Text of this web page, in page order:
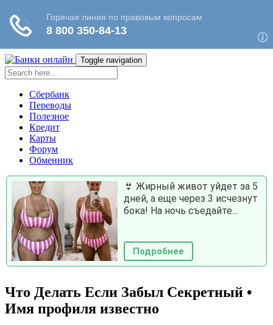
Toggle navigation
Сбербанк
Переводы
Полезное
Кредит
Карты
Форум
Обменник
👙 Жирный живот уйдет за 5
дней, а еще через 3 исчезнут
бока! На ночь съедайте...
Подробнее
Что Делать Если Забыл Секретный •
Имя профиля известно